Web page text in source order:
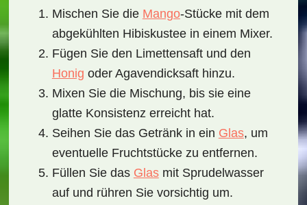
Mischen Sie die Mango-Stücke mit dem
abgekühlten Hibiskustee in einem Mixer.
Fügen Sie den Limettensaft und den
Honig oder Agavendicksaft hinzu.
Mixen Sie die Mischung, bis sie eine
glatte Konsistenz erreicht hat.
Seihen Sie das Getränk in ein Glas, um
eventuelle Fruchtstücke zu entfernen.
Füllen Sie das Glasmit Sprudelwasser
auf und rühren Sie vorsichtig um.